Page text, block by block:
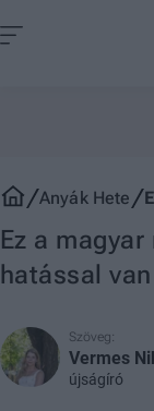
Anyák Hete
Ez a
hatással
Szöveg:
Vermes
újságíró